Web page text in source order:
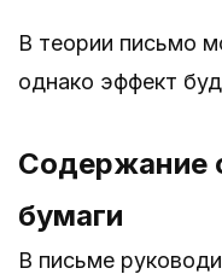
В теории письмо
однако эффект
Содержание
бумаги
В письме